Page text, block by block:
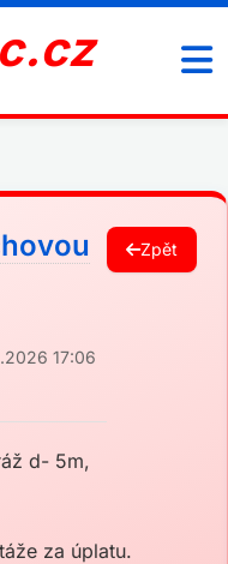
17:06
Zpět
d- 5m,
za úplatu.